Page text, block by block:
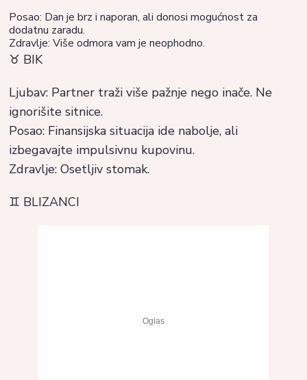
Posao: Dan je brz i naporan, ali donosi mogućnost za
dodatnu zaradu.
Zdravlje: Više odmora vam je neophodno.
♉ BIK
Ljubav: Partner traži više pažnje nego inače. Ne
ignorišite sitnice.
Posao: Finansijska situacija ide nabolje, ali
izbegavajte impulsivnu kupovinu.
Zdravlje: Osetljiv stomak.
♊ BLIZANCI